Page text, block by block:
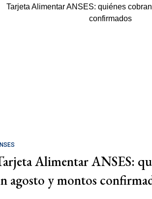
Alimentar ANSES:
agosto y montos